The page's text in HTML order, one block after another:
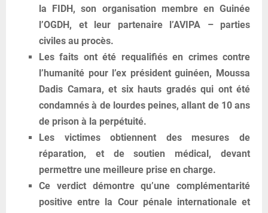
la FIDH, son organisation membre en Guinée
l’OGDH, et leur partenaire l’AVIPA – parties
civiles au procès.
Les faits ont été requalifiés en crimes contre
l’humanité pour l’ex président guinéen, Moussa
Dadis Camara, et six hauts gradés qui ont été
condamnés à de lourdes peines, allant de 10 ans
de prison à la perpétuité.
Les victimes obtiennent des mesures de
réparation, et de soutien médical, devant
permettre une meilleure prise en charge.
Ce verdict démontre qu’une complémentarité
positive entre la Cour pénale internationale et